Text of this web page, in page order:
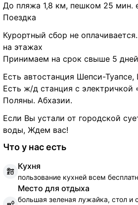
До пляжа 1,8 км, пешком 25 мин.
Поездка
Курортный сбор не
на этажах
Принимаем на срок свыше 5
Есть автостанция Шепси-
Есть ж/д станция с электричкой
Поляны. Абхазии.
Если Вы устали от городской
воды, Ждем вас!
Что у нас есть
Кухня
пользование кухней всем
Место для отдыха
большая зеленая лужайка, стол и